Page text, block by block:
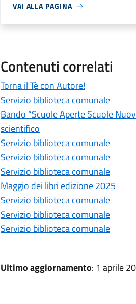
VAI ALLA PAGINA
Contenuti correlati
Torna il Tè con Autore!
Servizio biblioteca comunale
Bando “Scuole Aperte Scuole
scientifico
Servizio biblioteca comunale
Servizio biblioteca comunale
Servizio biblioteca comunale
Maggio dei libri edizione 2025
Servizio biblioteca comunale
Servizio biblioteca comunale
Servizio biblioteca comunale
Ultimo aggiornamento: 1 aprile